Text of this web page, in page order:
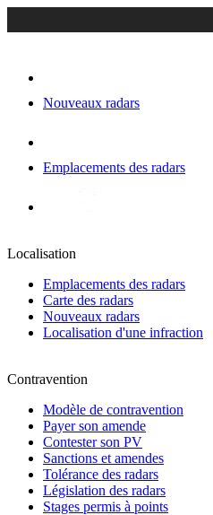
Nouveaux radars
Emplacements des radars
Localisation
Emplacements des radars
Carte des radars
Nouveaux radars
Localisation d'une infraction
Contravention
Modèle de contravention
Payer son amende
Contester son PV
Sanctions et amendes
Tolérance des radars
Législation des radars
Stages permis à points